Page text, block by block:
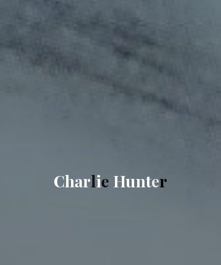
Charlie Hunter